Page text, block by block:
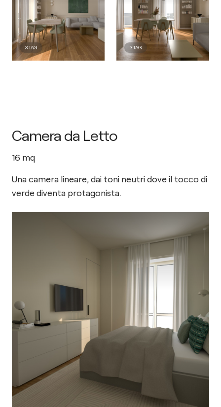
3TAG 3TAG
Camera da Letto
16 mq
Una camera lineare, dai toni neutri dove il tocco di
verde diventa protagonista.